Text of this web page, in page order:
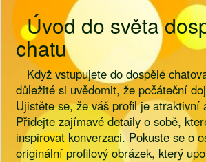
Úvod do světa
chatu
Když vstupujete do dospělé
důležité si uvědomit, že počáteční
Ujistěte se, že váš profil je atraktivní
Přidejte zajímavé detaily o sobě,
inspirovat konverzaci. Pokuste se o
originální profilový obrázek, který